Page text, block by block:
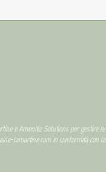
e Amenitiz Solutions per gestire le
lamartine.com in conformità con la